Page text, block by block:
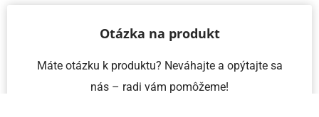
Otázka na produkt
Máte otázku k produktu? Neváhajte a opýtajte sa
nás – radi vám pomôžeme!